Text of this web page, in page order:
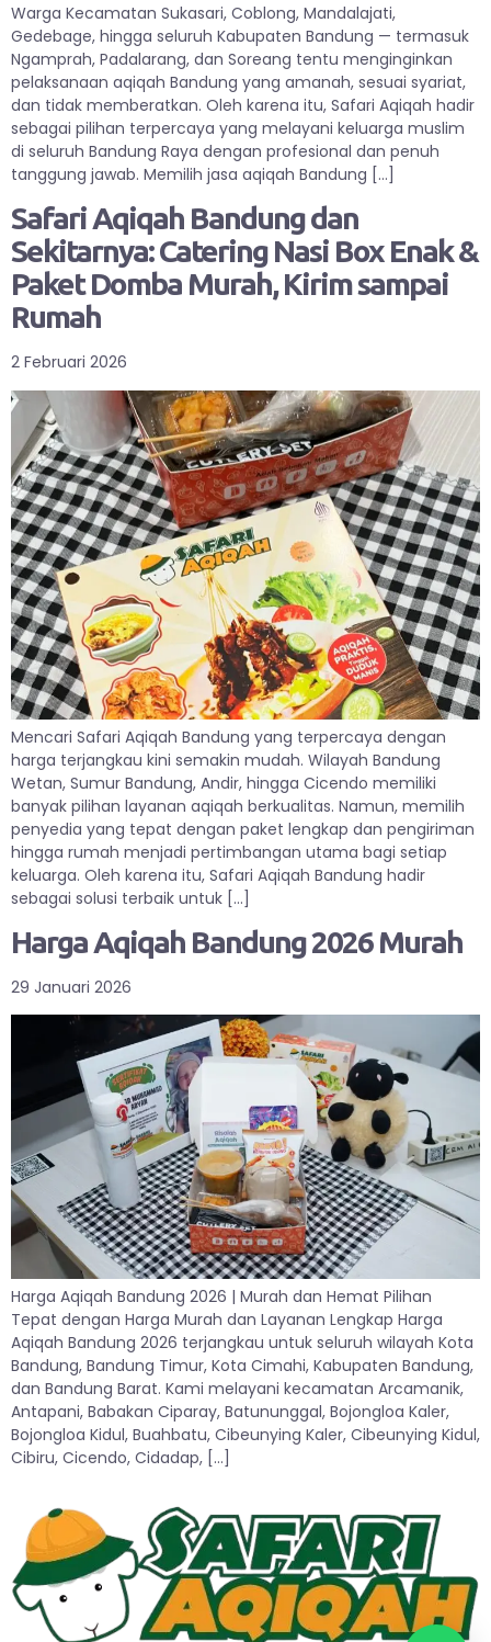
Warga Kecamatan Sukasari, Coblong, Mandalajati,
Gedebage, hingga seluruh Kabupaten Bandung — termasuk
Ngamprah, Padalarang, dan Soreang tentu menginginkan
pelaksanaan aqiqah Bandung yang amanah, sesuai syariat,
dan tidak memberatkan. Oleh karena itu, Safari Aqiqah hadir
sebagai pilihan terpercaya yang melayani keluarga muslim
di seluruh Bandung Raya dengan profesional dan penuh
tanggung jawab. Memilih jasa aqiqah Bandung […]
Safari Aqiqah Bandung dan
Sekitarnya: Catering Nasi Box Enak &
Paket Domba Murah, Kirim sampai
Rumah
2 Februari 2026
Mencari Safari Aqiqah Bandung yang terpercaya dengan
harga terjangkau kini semakin mudah. Wilayah Bandung
Wetan, Sumur Bandung, Andir, hingga Cicendo memiliki
banyak pilihan layanan aqiqah berkualitas. Namun, memilih
penyedia yang tepat dengan paket lengkap dan pengiriman
hingga rumah menjadi pertimbangan utama bagi setiap
keluarga. Oleh karena itu, Safari Aqiqah Bandung hadir
sebagai solusi terbaik untuk […]
Harga Aqiqah Bandung 2026 Murah
29 Januari 2026
Harga Aqiqah Bandung 2026 | Murah dan Hemat Pilihan
Tepat dengan Harga Murah dan Layanan Lengkap Harga
Aqiqah Bandung 2026 terjangkau untuk seluruh wilayah Kota
Bandung, Bandung Timur, Kota Cimahi, Kabupaten Bandung,
dan Bandung Barat. Kami melayani kecamatan Arcamanik,
Antapani, Babakan Ciparay, Batununggal, Bojongloa Kaler,
Bojongloa Kidul, Buahbatu, Cibeunying Kaler, Cibeunying Kidul,
Cibiru, Cicendo, Cidadap, […]